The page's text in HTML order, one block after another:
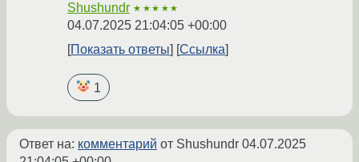
Shushundr ★★★★★
04.07.2025 21:04:05 +00:00
Показать ответы
Ссылка
1
Ответ на: комментарий от Shushundr 04.07.2025